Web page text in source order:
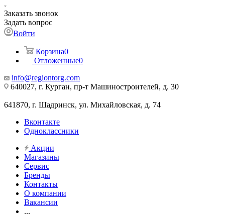
Заказать звонок
Задать вопрос
Войти
Корзина0
Отложенные0
info@regiontorg.com
640027, г. Курган, пр-т Машиностроителей, д. 30
641870, г. Шадринск, ул. Михайловская, д. 74
Вконтакте
Одноклассники
Акции
Магазины
Сервис
Бренды
Контакты
О компании
Вакансии
...